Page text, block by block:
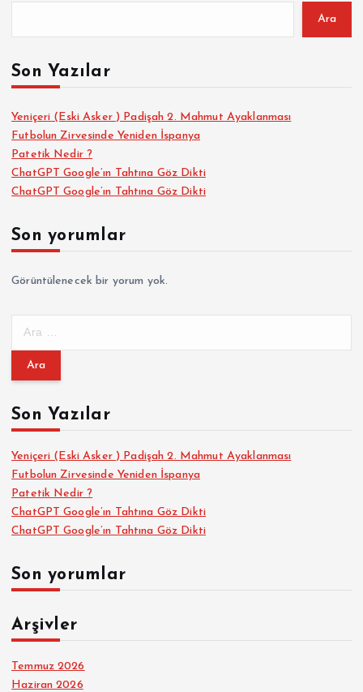
s
a
y
a
s
ı
Ara
Son Yazılar
Yeniçeri (Eski Asker ) Padişah 2. Mahmut Ayaklanması
Futbolun Zirvesinde Yeniden İspanya
Patetik Nedir ?
ChatGPT Google’ın Tahtına Göz Dikti
ChatGPT Google’ın Tahtına Göz Dikti
Son yorumlar
Görüntülenecek bir yorum yok.
m
:Son Yazılar
Yeniçeri (Eski Asker ) Padişah 2. Mahmut Ayaklanması
Futbolun Zirvesinde Yeniden İspanya
Patetik Nedir ?
ChatGPT Google’ın Tahtına Göz Dikti
ChatGPT Google’ın Tahtına Göz Dikti
Son yorumlar
Arşivler
Temmuz 2026
Haziran 2026